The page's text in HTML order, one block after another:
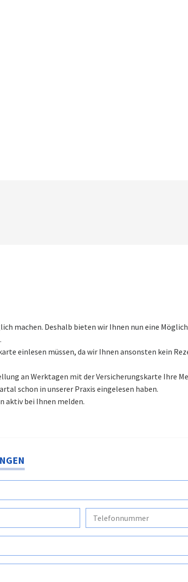
machen. Deshalb bieten wir Ihnen nun eine
einlesen müssen, da wir Ihnen ansonsten kein
an Werktagen mit der Versicherungskarte Ihre
schon in unserer Praxis eingelesen haben.
aktiv bei Ihnen melden.